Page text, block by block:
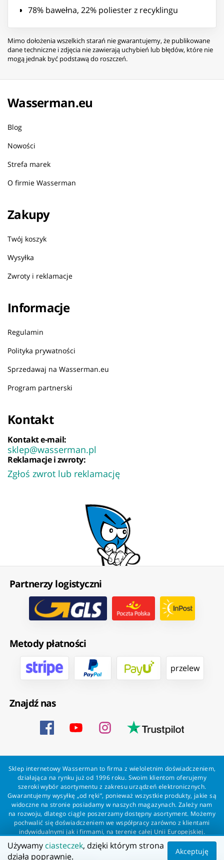
78% bawełna, 22% poliester z recyklingu
Mimo dołożenia wszelkich starań nie gwarantujemy, że publikowane
dane techniczne i zdjęcia nie zawierają uchybień lub błędów, które nie
mogą jednak być podstawą do roszczeń.
Wasserman.eu
Blog
Nowości
Strefa marek
O firmie Wasserman
Zakupy
Twój koszyk
Wysyłka
Zwroty i reklamacje
Informacje
Regulamin
Polityka prywatności
Sprzedawaj na Wasserman.eu
Program partnerski
Kontakt
Kontakt e-mail:
sklep@wasserman.pl
Reklamacje i zwroty:
Zgłoś zwrot lub reklamację
Partnerzy logistyczni
Metody płatności
przelew
Znajdź nas
Sklep internetowy Wasserman to firma z wieloletnim doświadczeniem,
działająca na rynku już od 1996 roku. Swoim klientom oferujemy
szeroki wybór asortymentu z zakresu urządzeń elektronicznych.
Gwarantujemy wysyłkę „od ręki”, ponieważ wszystkie produkty, jakie są
widoczne na stronie posiadamy w naszych magazynach. Zależy nam
na rozwoju, dlatego ciągle poszerzamy dostępny asortyment. Możemy
pochwalić się doświadczeniem we współpracy zarówno z klientami
indywidualnymi jak i firmami, na terenie całej Unii Europejskiej.
Zapewniamy profesjonalną obsługę każdego klienta oraz szybką i
bezproblemową realizację zamówień. Wasserman - wszystko dla
Używamy ciasteczek, dzięki którym strona
działa poprawnie.
Akceptuję